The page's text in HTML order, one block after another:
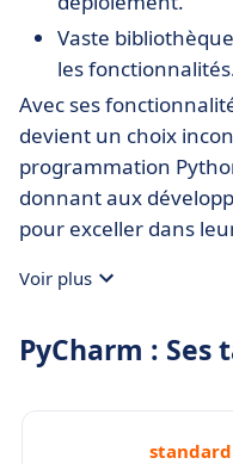
Vaste
les
Avec ses
devient un choix
programmation
donnant aux
pour exceller dans
Voir plus
PyCharm : Ses
standard